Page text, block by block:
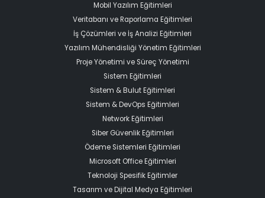
Mobil Yazılım Eğitimleri
Veritabanı ve Raporlama Eğitimleri
İş Çözümleri ve İş Analizi Eğitimleri
Yazılım Mühendisliği Yönetim Eğitimleri
Proje Yönetimi ve Süreç Yönetimi
Sistem Eğitimleri
Sistem & Bulut Eğitimleri
Sistem & DevOps Eğitimleri
Network Eğitimleri
Siber Güvenlik Eğitimleri
Ödeme Sistemleri Eğitimleri
Microsoft Office Eğitimleri
Teknoloji Spesifik Eğitimler
Tasarım ve Dijital Medya Eğitimleri